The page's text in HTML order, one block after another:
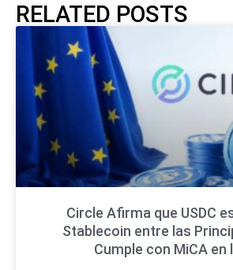
RELATED POSTS
Circle Afirma que USDC
Stablecoin entre las
Cumple con MiCA en